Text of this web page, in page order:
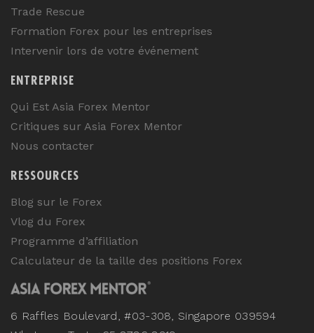
Trade Rescue
Formation Forex pour les entreprises
Intervenir lors de votre événement
ENTREPRISE
Qui Est Asia Forex Mentor
Critiques sur Asia Forex Mentor
Nous contacter
RESSOURCES
Blog sur le Forex
Vlog du Forex
Programme d’affiliation
Calculateur de la taille des positions Forex
6 Raffles Boulevard, #03-308, Singapore 039594